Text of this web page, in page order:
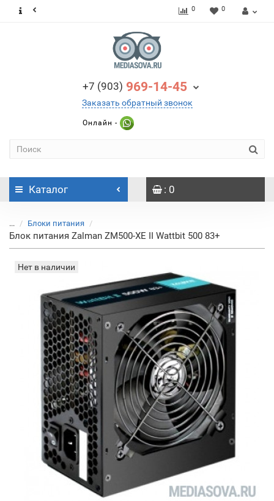
0 0
+7 (903) 969-14-45
Заказать обратный звонок
Онлайн -
Каталог : 0
... Блоки питания
Блок питания Zalman ZM500-XE II Wattbit 500 83+
Нет в наличии